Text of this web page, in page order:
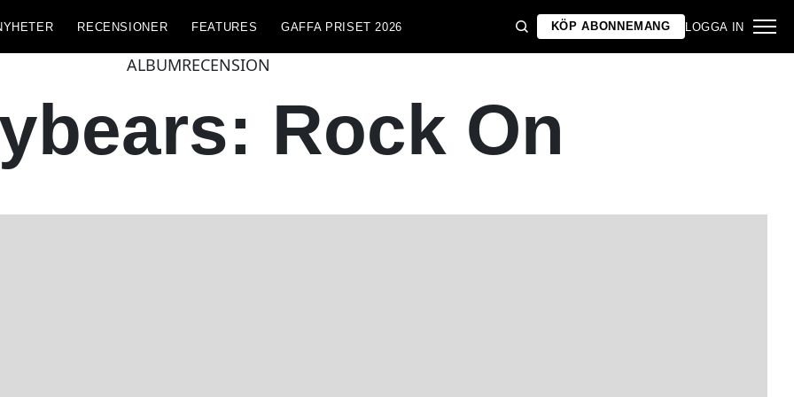
RECENSIONER FEATURES GAFFA PRISET 2026 KÖP ABONNEMANG LOGGA IN
ALBUMRECENSION
Rock On